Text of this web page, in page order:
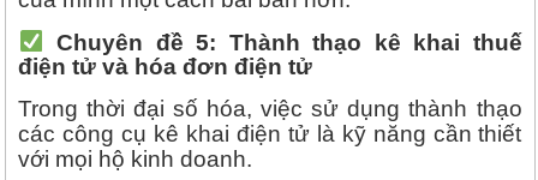
Chuyên đề 5: Thành thạo kê khai thuế
điện tử và hóa đơn điện tử
Trong thời đại số hóa, việc sử dụng thành thạo
các công cụ kê khai điện tử là kỹ năng cần thiết
với mọi hộ kinh doanh.